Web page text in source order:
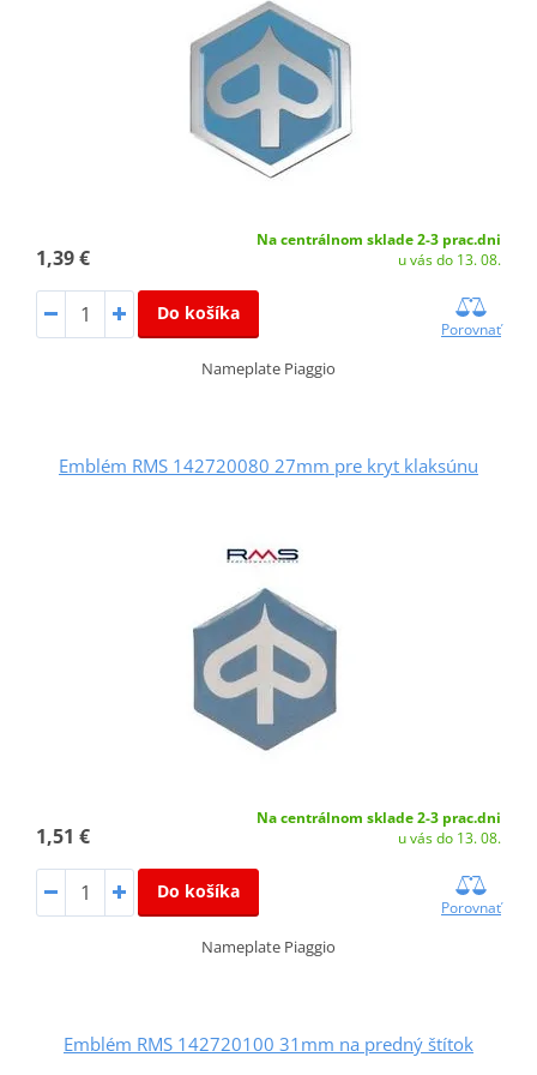
1,39 €
Na centrálnom sklade 2-3 prac.dni
u vás do 13. 08.
Do košíka
Porovnať
Nameplate Piaggio
Emblém RMS 142720080 27mm pre kryt klaksúnu
1,51 €
Na centrálnom sklade 2-3 prac.dni
u vás do 13. 08.
Do košíka
Porovnať
Nameplate Piaggio
Emblém RMS 142720100 31mm na predný štítok